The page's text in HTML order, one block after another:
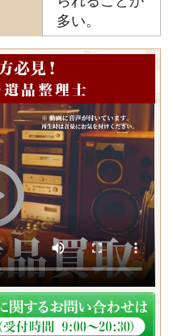
多い。